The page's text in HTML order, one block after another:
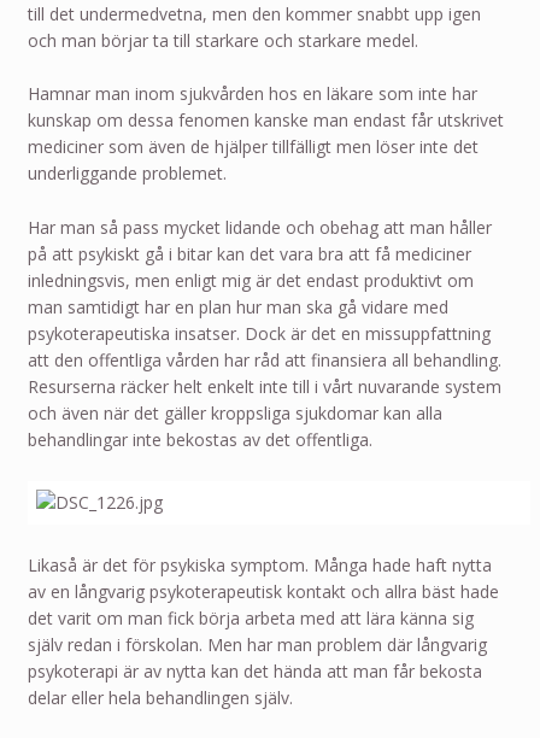
till det undermedvetna, men den kommer snabbt upp igen
och man börjar ta till starkare och starkare medel.
Hamnar man inom sjukvården hos en läkare som inte har
kunskap om dessa fenomen kanske man endast får utskrivet
mediciner som även de hjälper tillfälligt men löser inte det
underliggande problemet.
Har man så pass mycket lidande och obehag att man håller
på att psykiskt gå i bitar kan det vara bra att få mediciner
inledningsvis, men enligt mig är det endast produktivt om
man samtidigt har en plan hur man ska gå vidare med
psykoterapeutiska insatser. Dock är det en missuppfattning
att den offentliga vården har råd att finansiera all behandling.
Resurserna räcker helt enkelt inte till i vårt nuvarande system
och även när det gäller kroppsliga sjukdomar kan alla
behandlingar inte bekostas av det offentliga.
Likaså är det för psykiska symptom. Många hade haft nytta
av en långvarig psykoterapeutisk kontakt och allra bäst hade
det varit om man fick börja arbeta med att lära känna sig
själv redan i förskolan. Men har man problem där långvarig
psykoterapi är av nytta kan det hända att man får bekosta
delar eller hela behandlingen själv.